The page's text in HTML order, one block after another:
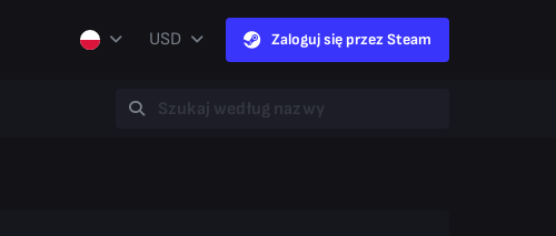
USD
Zaloguj się przez Steam